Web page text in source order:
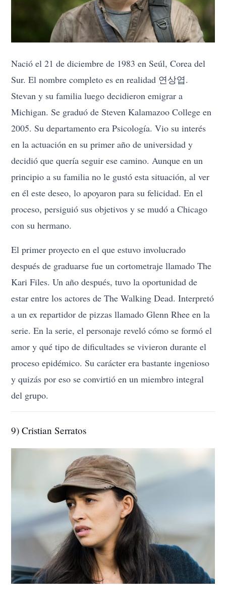
Nació el 21 de diciembre de 1983 en Seúl, Corea del
Sur. El nombre completo es en realidad 연상엽.
Stevan y su familia luego decidieron emigrar a
Michigan. Se graduó de Steven Kalamazoo College en
2005. Su departamento era Psicología. Vio su interés
en la actuación en su primer año de universidad y
decidió que quería seguir ese camino. Aunque en un
principio a su familia no le gustó esta situación, al ver
en él este deseo, lo apoyaron para su felicidad. En el
proceso, persiguió sus objetivos y se mudó a Chicago
con su hermano.
El primer proyecto en el que estuvo involucrado
después de graduarse fue un cortometraje llamado The
Kari Files. Un año después, tuvo la oportunidad de
estar entre los actores de The Walking Dead. Interpretó
a un ex repartidor de pizzas llamado Glenn Rhee en la
serie. En la serie, el personaje reveló cómo se formó el
amor y qué tipo de dificultades se vivieron durante el
proceso epidémico. Su carácter era bastante ingenioso
y quizás por eso se convirtió en un miembro integral
del grupo.
9) Cristian Serratos